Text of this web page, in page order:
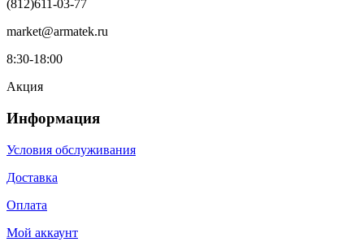
(812)611-03-77
market@armatek.ru
8:30-18:00
Акция
Информация
Условия обслуживания
Доставка
Оплата
Мой аккаунт